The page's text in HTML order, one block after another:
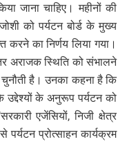
जाना चाहिए। महीनों की
को पर्यटन बोर्ड के मुख्य
करने का निर्णय लिया गया।
अराजक स्थिति को संभालने
है। उनका कहना है कि
के अनुरूप पर्यटन को
एजेंसियों, निजी क्षेत्र
प्रोत्साहन कार्यक्रम